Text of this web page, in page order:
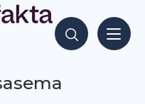
Hae sisältöjä